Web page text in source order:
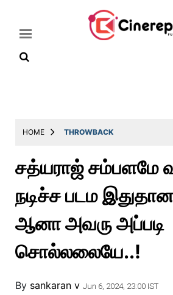
Latest
Throwback
Television
Photos
Story
HOME THROWBACK
சத்யராஜ் சம்பளமே
நடிச்ச படம
ஆனா அவரு அப்படி
சொல்லலையே..!
By sankaran v Jun 6, 2024, 23:00 IST